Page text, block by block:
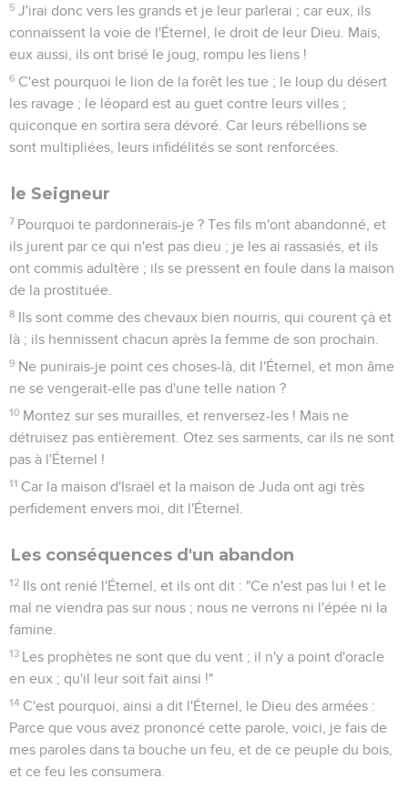
5 J'irai donc vers les grands et je leur parlerai ; car eux, ils
connaissent la voie de l'Éternel, le droit de leur Dieu. Mais,
eux aussi, ils ont brisé le joug, rompu les liens !
6 C'est pourquoi le lion de la forêt les tue ; le loup du désert
les ravage ; le léopard est au guet contre leurs villes ;
quiconque en sortira sera dévoré. Car leurs rébellions se
sont multipliées, leurs infidélités se sont renforcées.
le Seigneur
7 Pourquoi te pardonnerais-je ? Tes fils m'ont abandonné, et
ils jurent par ce qui n'est pas dieu ; je les ai rassasiés, et ils
ont commis adultère ; ils se pressent en foule dans la maison
de la prostituée.
8 Ils sont comme des chevaux bien nourris, qui courent çà et
là ; ils hennissent chacun après la femme de son prochain.
9 Ne punirais-je point ces choses-là, dit l'Éternel, et mon âme
ne se vengerait-elle pas d'une telle nation ?
10 Montez sur ses murailles, et renversez-les ! Mais ne
détruisez pas entièrement. Otez ses sarments, car ils ne sont
pas à l'Éternel !
11 Car la maison d'Israël et la maison de Juda ont agi très
perfidement envers moi, dit l'Éternel.
Les conséquences d'un abandon
12 Ils ont renié l'Éternel, et ils ont dit : "Ce n'est pas lui ! et le
mal ne viendra pas sur nous ; nous ne verrons ni l'épée ni la
famine.
13 Les prophètes ne sont que du vent ; il n'y a point d'oracle
en eux ; qu'il leur soit fait ainsi !"
14 C'est pourquoi, ainsi a dit l'Éternel, le Dieu des armées :
Parce que vous avez prononcé cette parole, voici, je fais de
mes paroles dans ta bouche un feu, et de ce peuple du bois,
et ce feu les consumera.